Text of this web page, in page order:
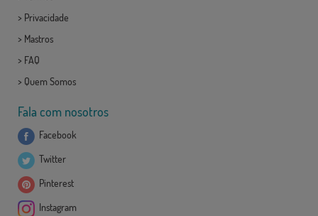
> Privacidade
> Mastros
> FAQ
> Quem Somos
Fala com nosotros
Facebook
Twitter
Pinterest
Instagram